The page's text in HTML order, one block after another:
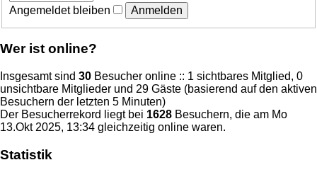
Angemeldet bleiben
Wer ist online?
Insgesamt sind 30 Besucher online :: 1 sichtbares Mitglied, 0
unsichtbare Mitglieder und 29 Gäste (basierend auf den aktiven
Besuchern der letzten 5 Minuten)
Der Besucherrekord liegt bei 1628 Besuchern, die am Mo
13.Okt 2025, 13:34 gleichzeitig online waren.
Statistik